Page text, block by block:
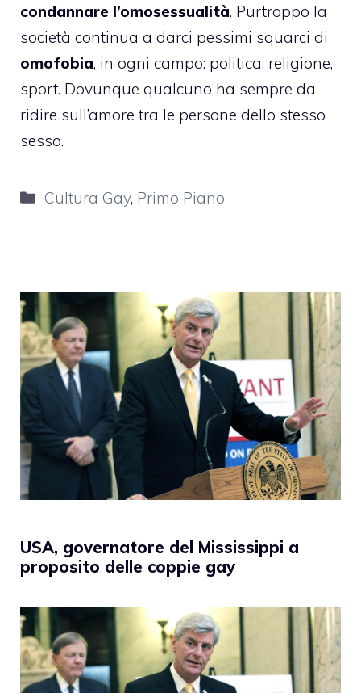
condannare l’omosessualità. Purtroppo la
società continua a darci pessimi squarci di
omofobia, in ogni campo: politica, religione,
sport. Dovunque qualcuno ha sempre da
ridire sull’amore tra le persone dello stesso
sesso.
Categorie
Cultura Gay, Primo Piano
USA, governatore del Mississippi a
proposito delle coppie gay